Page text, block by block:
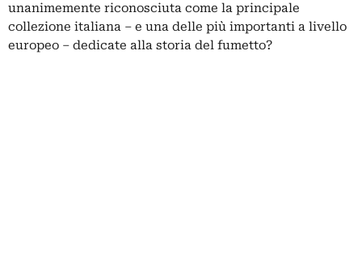
unanimemente riconosciuta come la principale
collezione italiana – e una delle più importanti a livello
europeo – dedicate alla storia del fumetto?